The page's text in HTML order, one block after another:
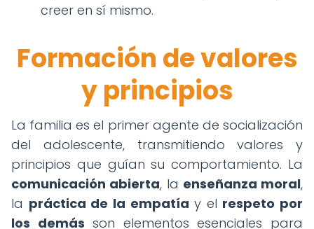
creer en sí mismo.
Formación de valores
y principios
La familia es el primer agente de socialización
del adolescente, transmitiendo valores y
principios que guían su comportamiento. La
comunicación abierta, la enseñanza moral,
la práctica de la empatía y el respeto por
los demás son elementos esenciales para